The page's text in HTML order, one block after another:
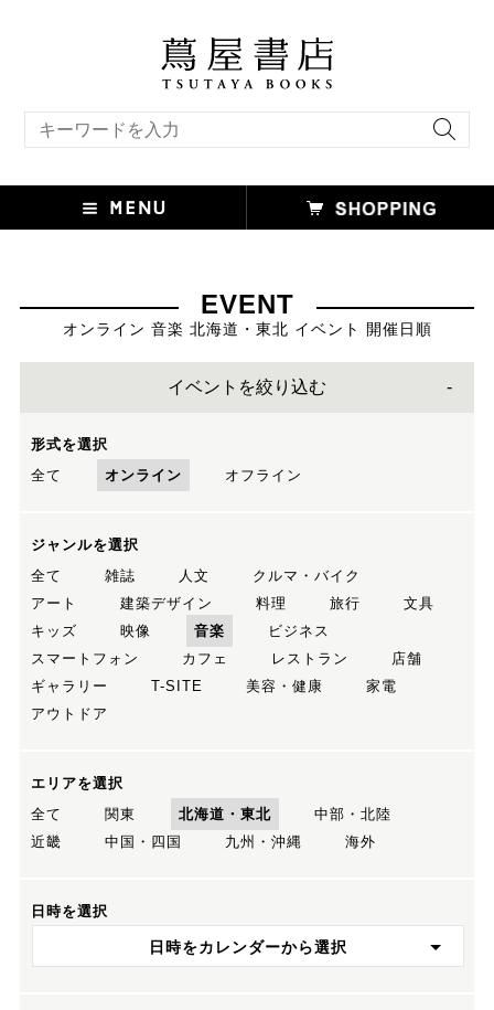
EVENT
オンライン 音楽 北海道・東北 イベント 開催日順
イベントを絞り込む
形式を選択
全て
オンライン オフライン
ジャンルを選択
全て
雑誌 人文
クルマ・バイク
アート
建築デザイン 料理 旅行
文具
キッズ
映像 音楽
ビジネス
スマートフォン
カフェ レストラン
店舗
ギャラリー
T-SITE 美容・健康
家電
アウトドア
エリアを選択
全て
関東 北海道・東北
中部・北陸
近畿
中国・四国 九州・沖縄 海外
日時を選択
日時をカレンダーから選択